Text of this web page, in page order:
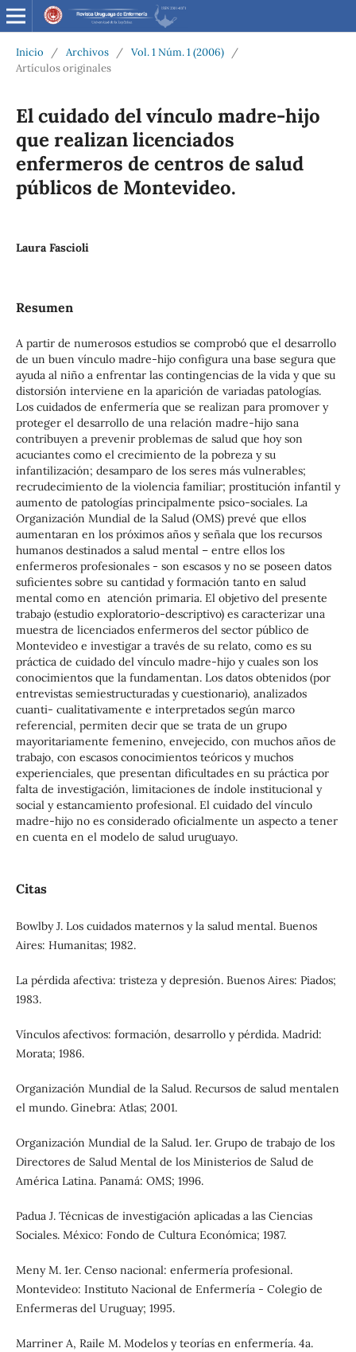
Inicio / Archivos / Vol. 1 Núm. 1 (2006)
/
Artículos originales
El cuidado del vínculo madre-hijo
que realizan licenciados
enfermeros de centros de salud
públicos de Montevideo.
Laura Fascioli
Resumen
A partir de numerosos estudios se comprobó que el desarrollo
de un buen vínculo madre-hijo configura una base segura que
ayuda al niño a enfrentar las contingencias de la vida y que su
distorsión interviene en la aparición de variadas patologías.
Los cuidados de enfermería que se realizan para promover y
proteger el desarrollo de una relación madre-hijo sana
contribuyen a prevenir problemas de salud que hoy son
acuciantes como el crecimiento de la pobreza y su
infantilización; desamparo de los seres más vulnerables;
recrudecimiento de la violencia familiar; prostitución infantil y
aumento de patologías principalmente psico-sociales. La
Organización Mundial de la Salud (OMS) prevé que ellos
aumentaran en los próximos años y señala que los recursos
humanos destinados a salud mental – entre ellos los
enfermeros profesionales - son escasos y no se poseen datos
suficientes sobre su cantidad y formación tanto en salud
mental como en atención primaria. El objetivo del presente
trabajo (estudio exploratorio-descriptivo) es caracterizar una
muestra de licenciados enfermeros del sector público de
Montevideo e investigar a través de su relato, como es su
práctica de cuidado del vínculo madre-hijo y cuales son los
conocimientos que la fundamentan. Los datos obtenidos (por
entrevistas semiestructuradas y cuestionario), analizados
cuanti- cualitativamente e interpretados según marco
referencial, permiten decir que se trata de un grupo
mayoritariamente femenino, envejecido, con muchos años de
trabajo, con escasos conocimientos teóricos y muchos
experienciales, que presentan dificultades en su práctica por
falta de investigación, limitaciones de índole institucional y
social y estancamiento profesional. El cuidado del vínculo
madre-hijo no es considerado oficialmente un aspecto a tener
en cuenta en el modelo de salud uruguayo.
Citas
Bowlby J. Los cuidados maternos y la salud mental. Buenos
Aires: Humanitas; 1982.
La pérdida afectiva: tristeza y depresión. Buenos Aires: Piados;
1983.
Vínculos afectivos: formación, desarrollo y pérdida. Madrid:
Morata; 1986.
Organización Mundial de la Salud. Recursos de salud mentalen
el mundo. Ginebra: Atlas; 2001.
Organización Mundial de la Salud. 1er. Grupo de trabajo de los
Directores de Salud Mental de los Ministerios de Salud de
América Latina. Panamá: OMS; 1996.
Padua J. Técnicas de investigación aplicadas a las Ciencias
Sociales. México: Fondo de Cultura Económica; 1987.
Meny M. 1er. Censo nacional: enfermería profesional.
Montevideo: Instituto Nacional de Enfermería - Colegio de
Enfermeras del Uruguay; 1995.
Marriner A, Raile M. Modelos y teorías en enfermería. 4a.